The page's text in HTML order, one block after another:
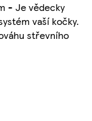
- Je vědecky
vaší kočky.
střevního